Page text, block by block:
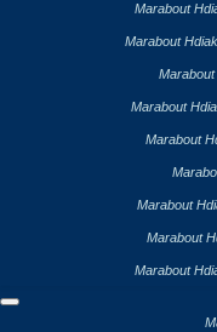
Marabout
Marabout
Marabout
Marabout
Marabout
Marabout
Marabout